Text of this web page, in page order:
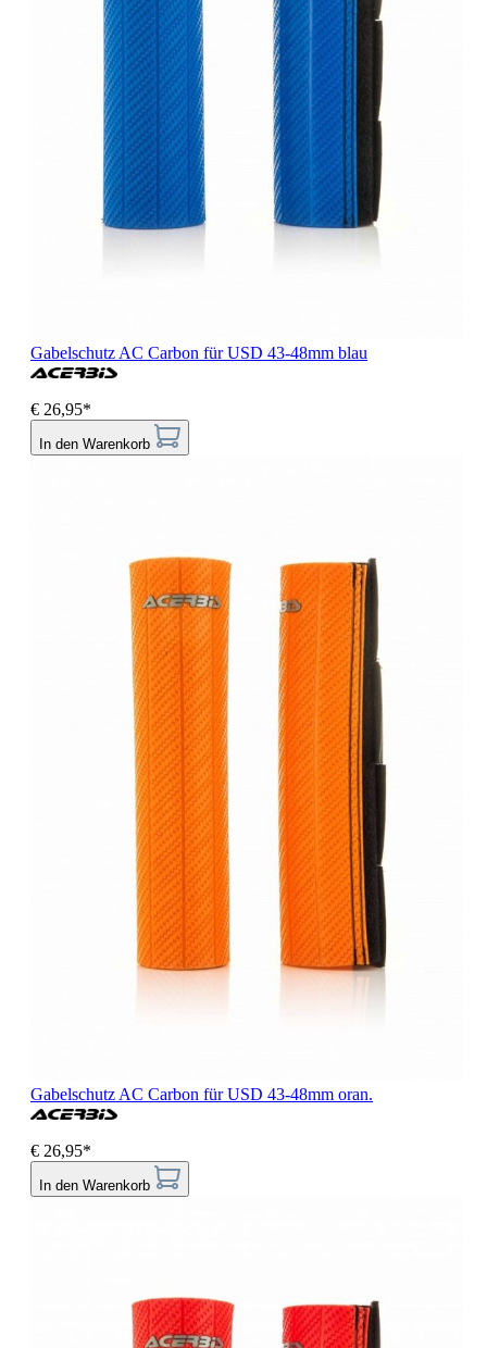
Gabelschutz AC Carbon für USD 43-48mm blau
€ 26,95*
In den Warenkorb
Gabelschutz AC Carbon für USD 43-48mm oran.
€ 26,95*
In den Warenkorb